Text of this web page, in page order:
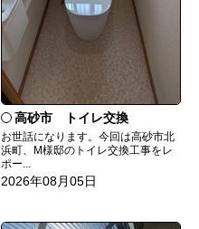
高砂市 トイレ交換
お世話になります。今回は高砂市北
浜町、M様邸のトイレ交換工事をレ
ポー...
2026年08月05日